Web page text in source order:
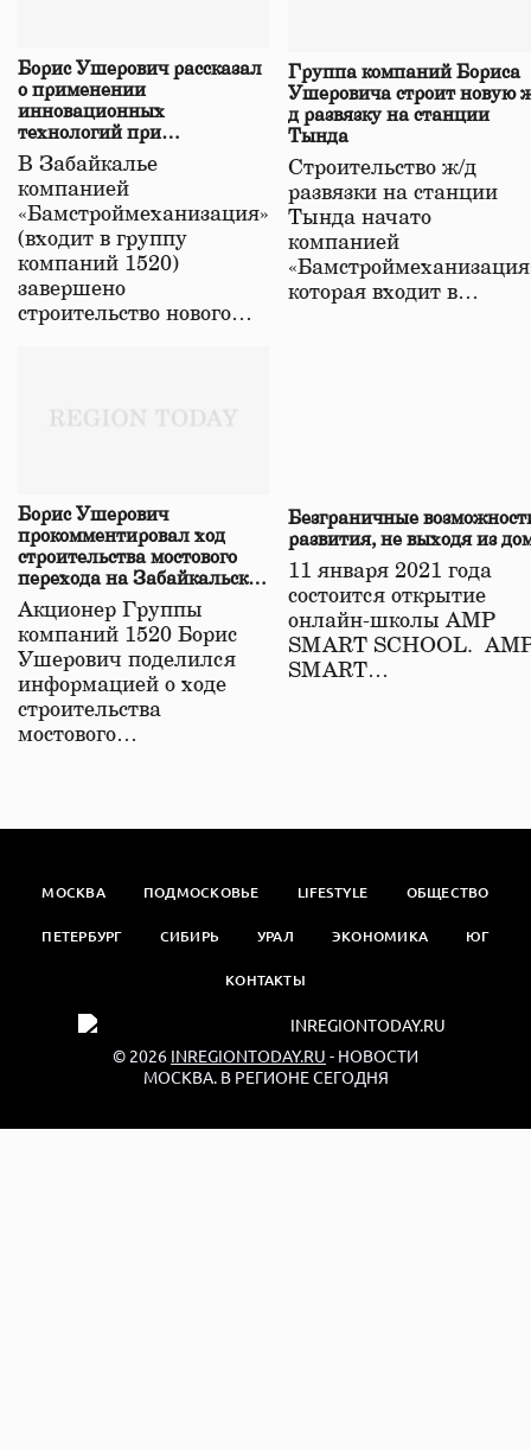
Борис Ушерович рассказал
о применении
инновационных
технологий при
строительстве нового моста
в Забайкалье
В Забайкалье
компанией
«Бамстроймеханизация»
(входит в группу
компаний 1520)
завершено
строительство нового…
Группа компаний Бориса
Ушеровича строит новую
д развязку на станции
Тында
Строительство ж/д
развязки на станции
Тында начато
компанией
которая входит в…
Борис Ушерович
прокомментировал ход
строительства мостового
перехода на Забайкальской
железной дороге
Акционер Группы
компаний 1520 Борис
Ушерович поделился
информацией о ходе
строительства
мостового…
Безграничные
развития, не выходя из
11 января 2021 года
состоится открытие
онлайн-школы АМР
SMART SCHOOL.
SMART…
МОСКВА ПОДМОСКОВЬЕ LIFESTYLE ОБЩЕСТВО
ПЕТЕРБУРГ СИБИРЬ УРАЛ ЭКОНОМИКА ЮГ
КОНТАКТЫ
© 2026 INREGIONTODAY.RU - НОВОСТИ
МОСКВА. В РЕГИОНЕ СЕГОДНЯ